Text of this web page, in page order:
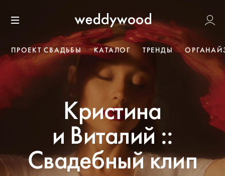
к содержанию
Weddywood
ПРОЕКТ СВАДЬБЫ КАТАЛОГ ТРЕНДЫ
Кристина
и Виталий ::
Свадебный клип